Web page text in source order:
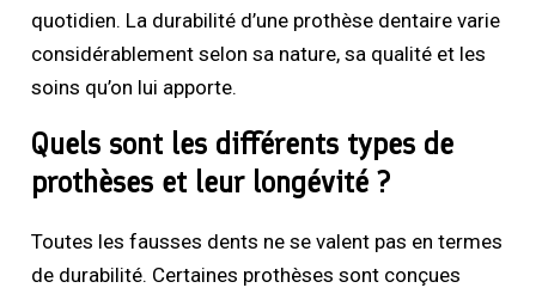
quotidien. La durabilité d’une prothèse dentaire varie
considérablement selon sa nature, sa qualité et les
soins qu’on lui apporte.
Quels sont les différents types de
prothèses et leur longévité ?
Toutes les fausses dents ne se valent pas en termes
de durabilité. Certaines prothèses sont conçues